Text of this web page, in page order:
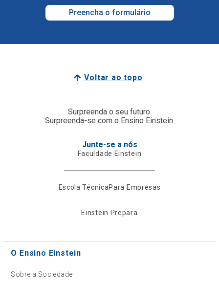
Preencha o formulário
Voltar ao topo
Surpreenda o seu futuro.
Surpreenda-se com o Ensino Einstein.
Junte-se a nós
Faculdade Einstein
Escola TécnicaPara Empresas
Einstein Prepara
O Ensino Einstein
Sobre a Sociedade